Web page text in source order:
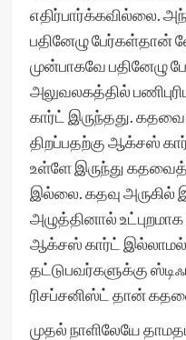
எதிர்பார்க்கவில்லை.
பதினேழு பேர்கள்தான்
முன்பாகவே பதினேழு
அலுவலகத்தில்
கார்ட் இருந்தது. கதவை
திறப்பதற்கு ஆக்சஸ்
உள்ளே இருந்து
இல்லை. கதவு அருகில்
அழுத்தினால்
ஆக்சஸ் கார்ட்
தட்டுபவர்களுக்கு
ரிசப்சனிஸ்ட் தான்
முதல் நாளிலேயே